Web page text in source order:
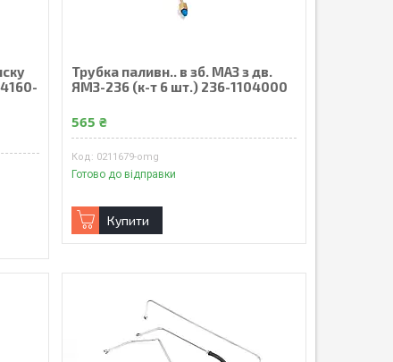
Трубка паливн.. в зб. МАЗ з дв.
ЯМЗ-236 (к-т 6 шт.) 236-1104000
565 ₴
0211679-omg
Готово до відправки
Купити